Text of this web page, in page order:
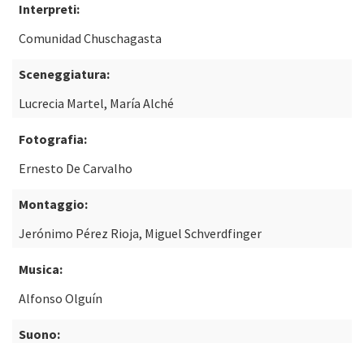
Interpreti:
Comunidad Chuschagasta
Sceneggiatura:
Lucrecia Martel, María Alché
Fotografia:
Ernesto De Carvalho
Montaggio:
Jerónimo Pérez Rioja, Miguel Schverdfinger
Musica:
Alfonso Olguín
Suono: